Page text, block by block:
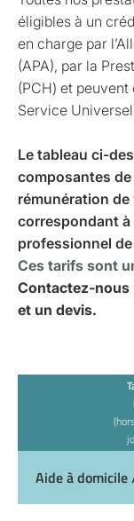
éligibles à un
en charge par
(APA), par la
(PCH) et
Service Universel
Le tableau ci-
composantes
rémunération
correspondant
professionnel de
Ces tarifs sont
Contactez-nous
et un devis.
Aide à